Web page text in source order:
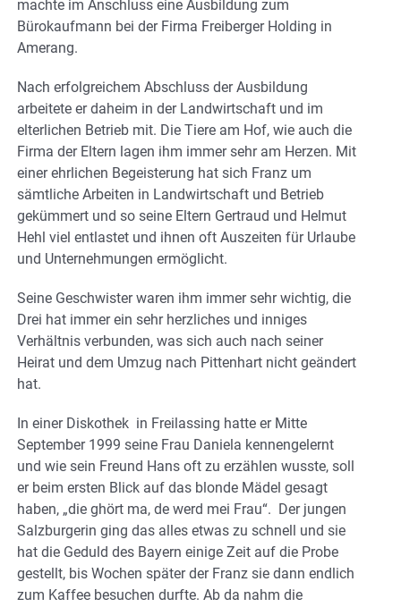
machte im Anschluss eine Ausbildung zum
Bürokaufmann bei der Firma Freiberger Holding in
Amerang.
Nach erfolgreichem Abschluss der Ausbildung
arbeitete er daheim in der Landwirtschaft und im
elterlichen Betrieb mit. Die Tiere am Hof, wie auch die
Firma der Eltern lagen ihm immer sehr am Herzen. Mit
einer ehrlichen Begeisterung hat sich Franz um
sämtliche Arbeiten in Landwirtschaft und Betrieb
gekümmert und so seine Eltern Gertraud und Helmut
Hehl viel entlastet und ihnen oft Auszeiten für Urlaube
und Unternehmungen ermöglicht.
Seine Geschwister waren ihm immer sehr wichtig, die
Drei hat immer ein sehr herzliches und inniges
Verhältnis verbunden, was sich auch nach seiner
Heirat und dem Umzug nach Pittenhart nicht geändert
hat.
In einer Diskothek in Freilassing hatte er Mitte
September 1999 seine Frau Daniela kennengelernt
und wie sein Freund Hans oft zu erzählen wusste, soll
er beim ersten Blick auf das blonde Mädel gesagt
haben, „die ghört ma, de werd mei Frau“. Der jungen
Salzburgerin ging das alles etwas zu schnell und sie
hat die Geduld des Bayern einige Zeit auf die Probe
gestellt, bis Wochen später der Franz sie dann endlich
zum Kaffee besuchen durfte. Ab da nahm die